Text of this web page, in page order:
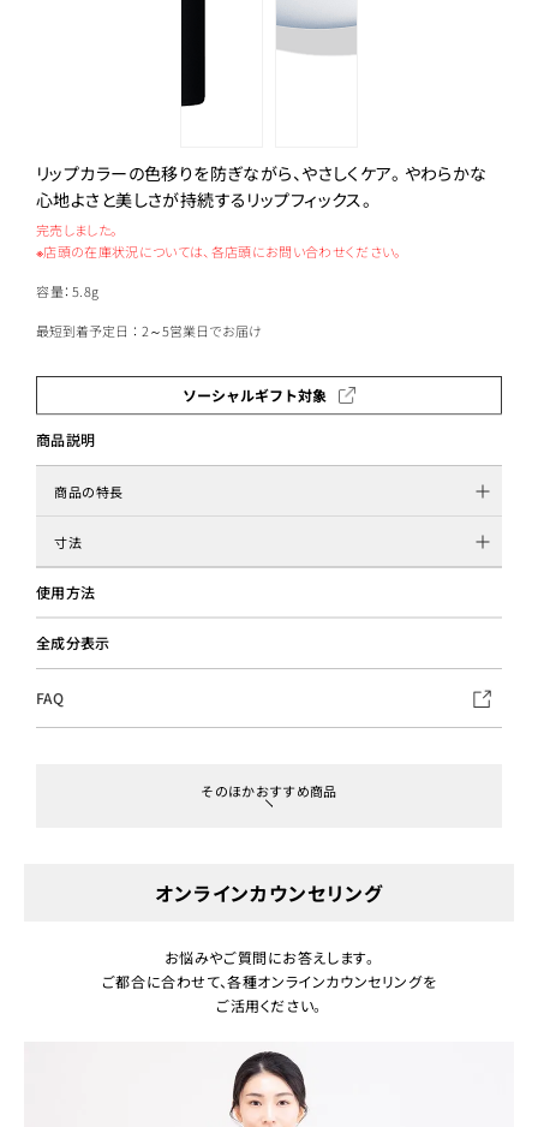
リップカラーの色移りを防ぎながら、やさしくケア。 やわらかな
心地よさと美しさが持続するリップフィックス。
完売しました。
※店頭の在庫状況については、各店頭にお問い合わせください。
容量：5.8g
最短到着予定日：2～5営業日でお届け
ソーシャルギフト対象
商品説明
商品の特長
寸法
使用方法
全成分表示
FAQ
そのほかおすすめ商品
オンラインカウンセリング
お悩みやご質問にお答えします。
ご都合に合わせて、各種オンラインカウンセリングを
ご活用ください。